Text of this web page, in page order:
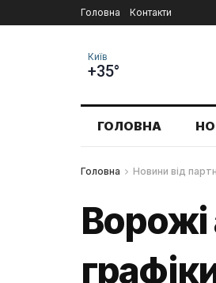
Головна Контакти
Київ
+35°
ГОЛОВНА
Головна Новини від